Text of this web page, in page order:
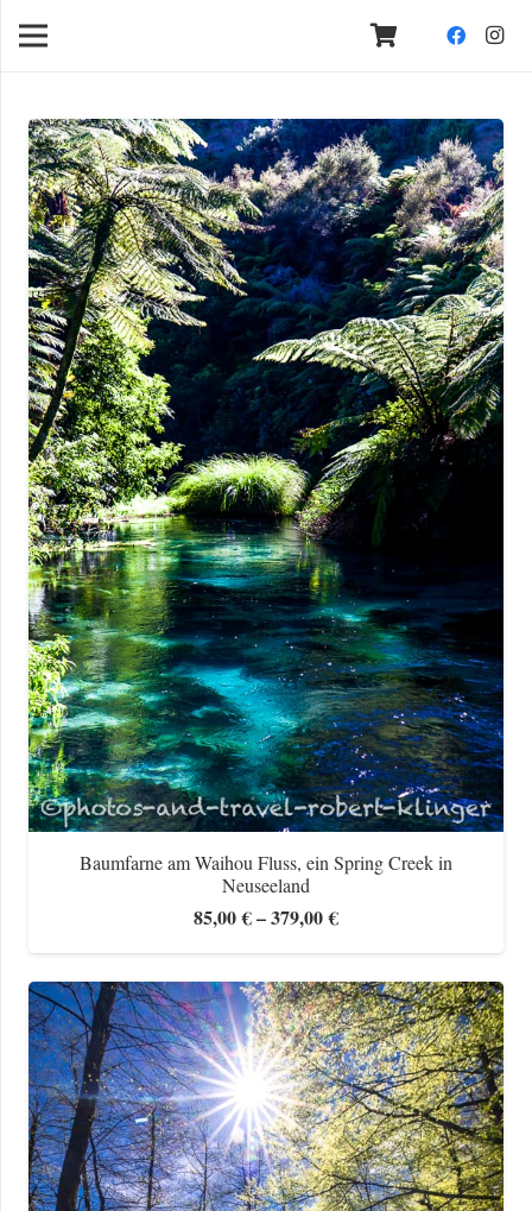
Baumfarne am Waihou Fluss, ein Spring Creek in
Neuseeland
85,00€–379,00€Preisspanne:
85,00 €
bis
379,00 €